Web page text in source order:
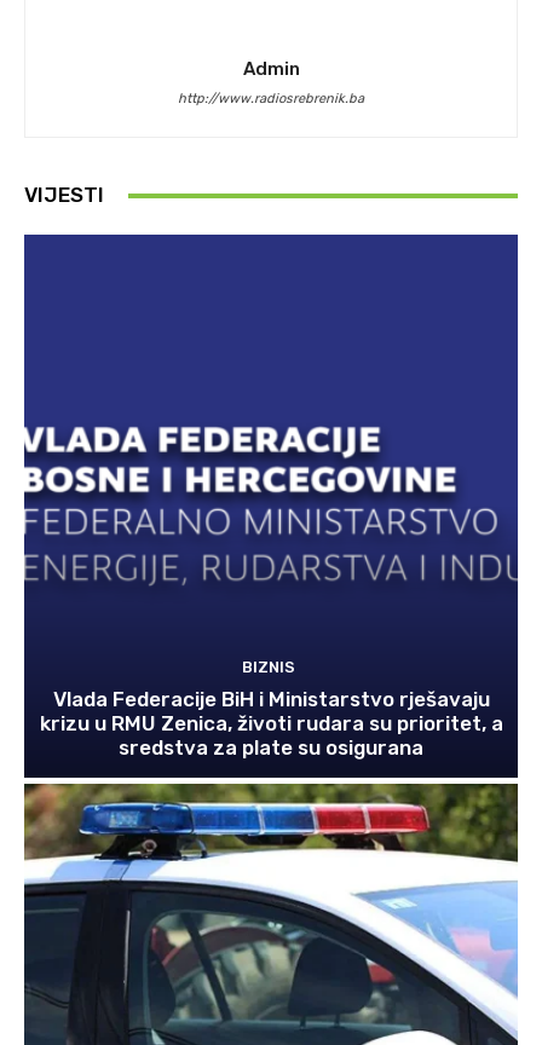
Admin
http://www.radiosrebrenik.ba
VIJESTI
BIZNIS
Vlada Federacije BiH i Ministarstvo rješavaju
krizu u RMU Zenica, životi rudara su prioritet, a
sredstva za plate su osigurana